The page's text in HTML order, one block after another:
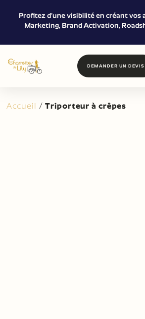
Profitez d’une visibilité en créant
Marketing, Brand Activation,
DEMANDER UN DEVIS
Accueil /Triporteur à crêpes